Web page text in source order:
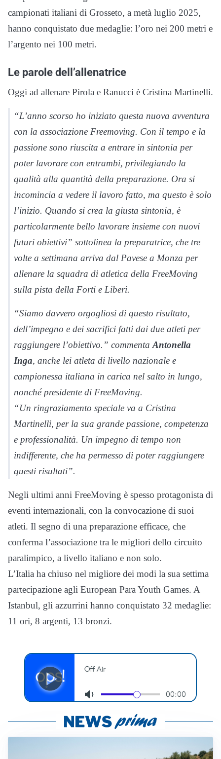
campionati italiani di Grosseto, a metà luglio 2025,
hanno conquistato due medaglie: l’oro nei 200 metri e
l’argento nei 100 metri.
Le parole dell’allenatrice
Oggi ad allenare Pirola e Ranucci è Cristina Martinelli.
“L’anno scorso ho iniziato questa nuova avventura
con la associazione Freemoving. Con il tempo e la
passione sono riuscita a entrare in sintonia per
poter lavorare con entrambi, privilegiando la
qualità alla quantità della preparazione. Ora si
incomincia a vedere il lavoro fatto, ma questo è solo
l’inizio. Quando si crea la giusta sintonia, è
particolarmente bello lavorare insieme con nuovi
futuri obiettivi” sottolinea la preparatrice, che tre
volte a settimana arriva dal Pavese a Monza per
allenare la squadra di atletica della FreeMoving
sulla pista della Forti e Liberi.
“Siamo davvero orgogliosi di questo risultato,
dell’impegno e dei sacrifici fatti dai due atleti per
raggiungere l’obiettivo.” commenta Antonella
Inga, anche lei atleta di livello nazionale e
campionessa italiana in carica nel salto in lungo,
nonché presidente di FreeMoving.
“Un ringraziamento speciale va a Cristina
Martinelli, per la sua grande passione, competenza
e professionalità. Un impegno di tempo non
indifferente, che ha permesso di poter raggiungere
questi risultati”.
Negli ultimi anni FreeMoving è spesso protagonista di
eventi internazionali, con la convocazione di suoi
atleti. Il segno di una preparazione efficace, che
conferma l’associazione tra le migliori dello circuito
paralimpico, a livello italiano e non solo.
L’Italia ha chiuso nel migliore dei modi la sua settima
partecipazione agli European Para Youth Games. A
Istanbul, gli azzurrini hanno conquistato 32 medaglie:
11 ori, 8 argenti, 13 bronzi.